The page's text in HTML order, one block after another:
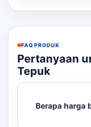
FAQ PRODUK
Pertanyaan
Tepuk
Berapa harga